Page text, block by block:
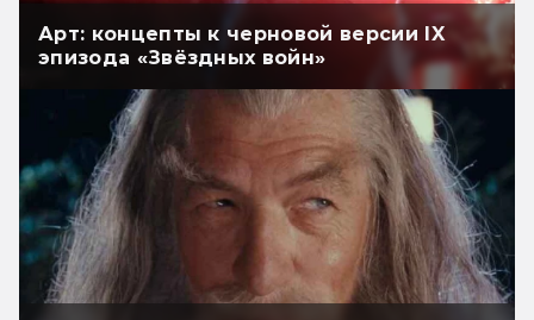
Арт: концепты к черновой версии IX
эпизода «Звёздных войн»